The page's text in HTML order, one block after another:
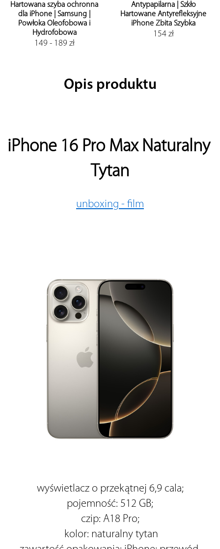
Hartowana szyba ochronna
dla iPhone | Samsung |
Powłoka Oleofobowa i
Hydrofobowa
149 - 189 zł
Antypapilarna | Szkło
Hartowane Antyrefleksyjne
iPhone Zbita Szybka
154 zł
Opis produktu
iPhone 16 Pro Max Naturalny
Tytan
unboxing - film
wyświetlacz o przekątnej 6,9 cala;
pojemność: 512 GB;
czip: A18 Pro;
kolor: naturalny tytan